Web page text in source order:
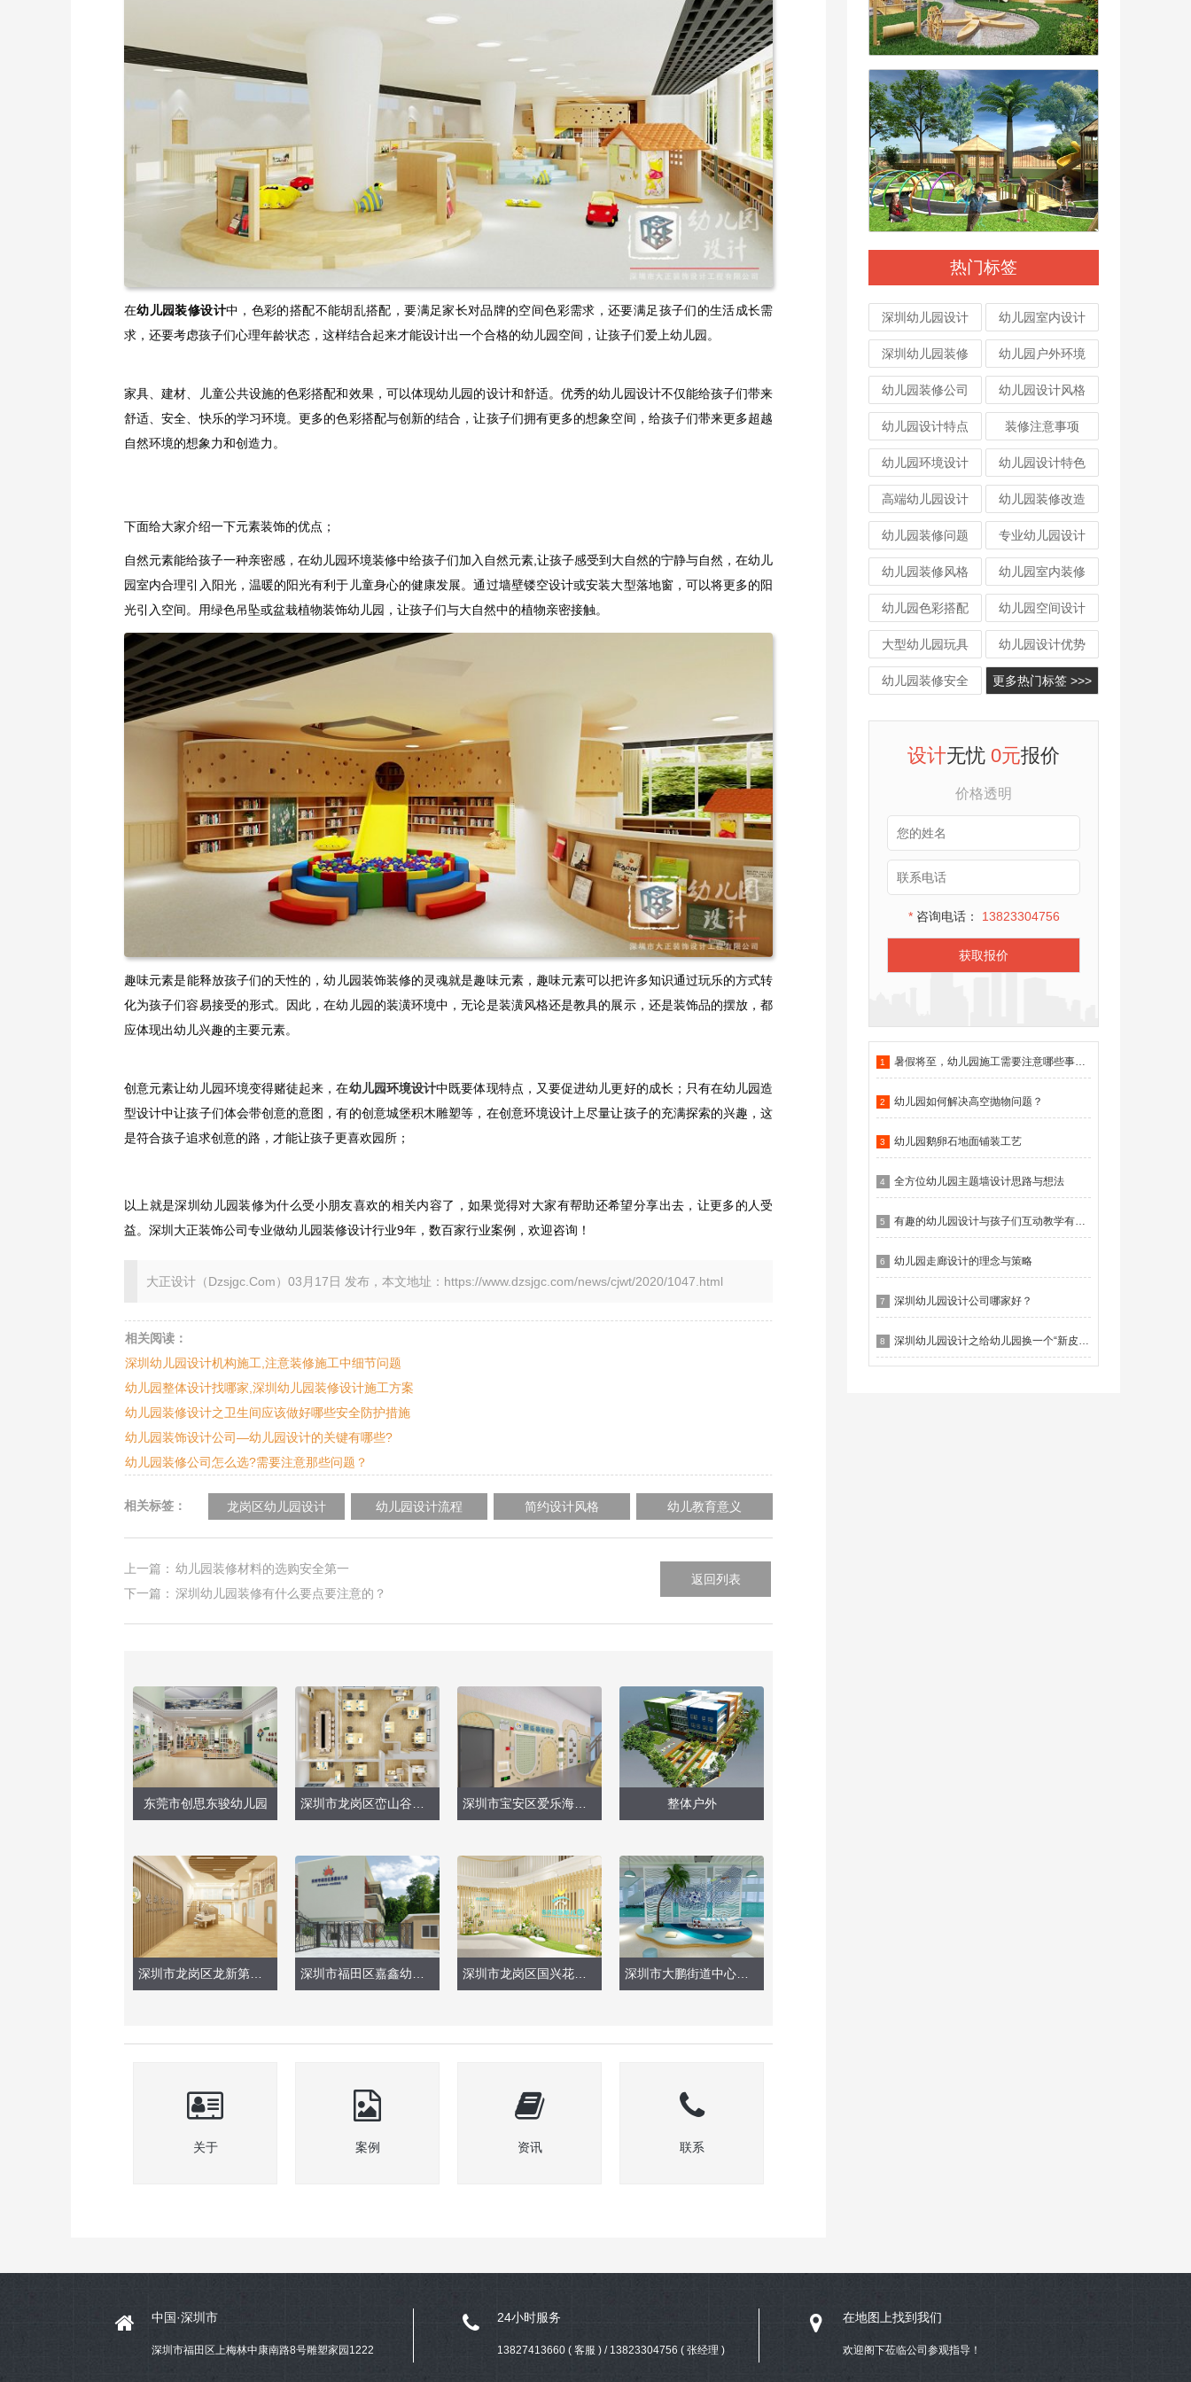
在幼儿园装修设计中，色彩的搭配不能胡乱搭配，要满足家长对品牌的空间色彩需求，还要满足孩子们的生活成长需
求，还要考虑孩子们心理年龄状态，这样结合起来才能设计出一个合格的幼儿园空间，让孩子们爱上幼儿园。
家具、建材、儿童公共设施的色彩搭配和效果，可以体现幼儿园的设计和舒适。优秀的幼儿园设计不仅能给孩子们带来
舒适、安全、快乐的学习环境。更多的色彩搭配与创新的结合，让孩子们拥有更多的想象空间，给孩子们带来更多超越
自然环境的想象力和创造力。
下面给大家介绍一下元素装饰的优点；
自然元素能给孩子一种亲密感，在幼儿园环境装修中给孩子们加入自然元素,让孩子感受到大自然的宁静与自然，在幼儿
园室内合理引入阳光，温暖的阳光有利于儿童身心的健康发展。通过墙壁镂空设计或安装大型落地窗，可以将更多的阳
光引入空间。用绿色吊坠或盆栽植物装饰幼儿园，让孩子们与大自然中的植物亲密接触。
​趣味元素是能释放孩子们的天性的，幼儿园装饰装修的灵魂就是趣味元素，趣味元素可以把许多知识通过玩乐的方式转
化为孩子们容易接受的形式。因此，在幼儿园的装潢环境中，无论是装潢风格还是教具的展示，还是装饰品的摆放，都
应体现出幼儿兴趣的主要元素。
创意元素让幼儿园环境变得赌徒起来，在幼儿园环境设计中既要体现特点，又要促进幼儿更好的成长；只有在幼儿园造
型设计中让孩子们体会带创意的意图，有的创意城堡积木雕塑等，在创意环境设计上尽量让孩子的充满探索的兴趣，这
是符合孩子追求创意的路，才能让孩子更喜欢园所；
以上就是深圳幼儿园装修为什么受小朋友喜欢的相关内容了，如果觉得对大家有帮助还希望分享出去，让更多的人受
益。深圳大正装饰公司专业做幼儿园装修设计行业9年，数百家行业案例，欢迎咨询！
大正设计（Dzsjgc.Com）03月17日 发布，本文地址：https://www.dzsjgc.com/news/cjwt/2020/1047.html
热门标签
深圳幼儿园设计 幼儿园室内设计
深圳幼儿园装修 幼儿园户外环境
幼儿园装修公司 幼儿园设计风格
幼儿园设计特点 装修注意事项
幼儿园环境设计 幼儿园设计特色
高端幼儿园设计 幼儿园装修改造
幼儿园装修问题 专业幼儿园设计
幼儿园装修风格 幼儿园室内装修
幼儿园色彩搭配 幼儿园空间设计
大型幼儿园玩具 幼儿园设计优势
幼儿园装修安全 更多热门标签 >>>
设计无忧0元报价
价格透明
*咨询电话： 13823304756
获取报价
1 暑假将至，幼儿园施工需要注意哪些事项？
2 幼儿园如何解决高空抛物问题？
3 幼儿园鹅卵石地面铺装工艺
4 全方位幼儿园主题墙设计思路与想法
5 有趣的幼儿园设计与孩子们互动教学有什么作用？
6 幼儿园走廊设计的理念与策略
7 深圳幼儿园设计公司哪家好？
8 深圳幼儿园设计之给幼儿园换一个“新皮肤”
相关阅读：
深圳幼儿园设计机构施工,注意装修施工中细节问题
幼儿园整体设计找哪家,深圳幼儿园装修设计施工方案
幼儿园装修设计之卫生间应该做好哪些安全防护措施
幼儿园装饰设计公司—幼儿园设计的关键有哪些?
幼儿园装修公司怎么选?需要注意那些问题？
相关标签： 龙岗区幼儿园设计 幼儿园设计流程 简约设计风格 幼儿教育意义
返回列表
上一篇： 幼儿园装修材料的选购安全第一
下一篇： 深圳幼儿园装修有什么要点要注意的？
东莞市创思东骏幼儿园 深圳市龙岗区峦山谷幼儿园（室内、办公室设计） 深圳市宝安区爱乐海悦分园（展示墙） 整体户外
关于 案例 资讯 联系
中国·深圳市
深圳市福田区上梅林中康南路8号雕塑家园1222
24小时服务
13827413660 ( 客服 ) / 13823304756 ( 张经理 )
在地图上找到我们
欢迎阁下莅临公司参观指导！